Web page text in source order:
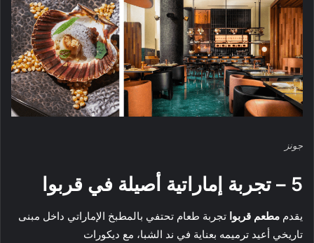
جونز
5 – تجربة إماراتية أصيلة في قربوا
يقدم مطعم قربوا تجربة طعام تحتفي بالمطبخ الإماراتي داخل مبنى
تاريخي أعيد ترميمه بعناية في ند الشبا، مع ديكورات